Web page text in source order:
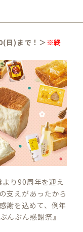
日)まで！＞ ※終
り90周年を迎え
支えがあったから
謝を込めて、例年
んぶん感謝祭』